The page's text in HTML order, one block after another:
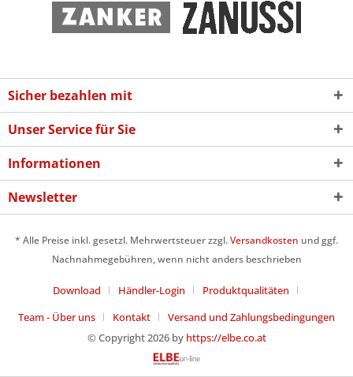
Sicher bezahlen mit
Unser Service für Sie
Informationen
Newsletter
* Alle Preise inkl. gesetzl. Mehrwertsteuer zzgl.Versandkosten und ggf.
Nachnahmegebühren, wenn nicht anders beschrieben
Download Händler-Login
Produktqualitäten
Team - Über uns
Kontakt
Versand und Zahlungsbedingungen
© Copyright 2026 by https://elbe.co.at